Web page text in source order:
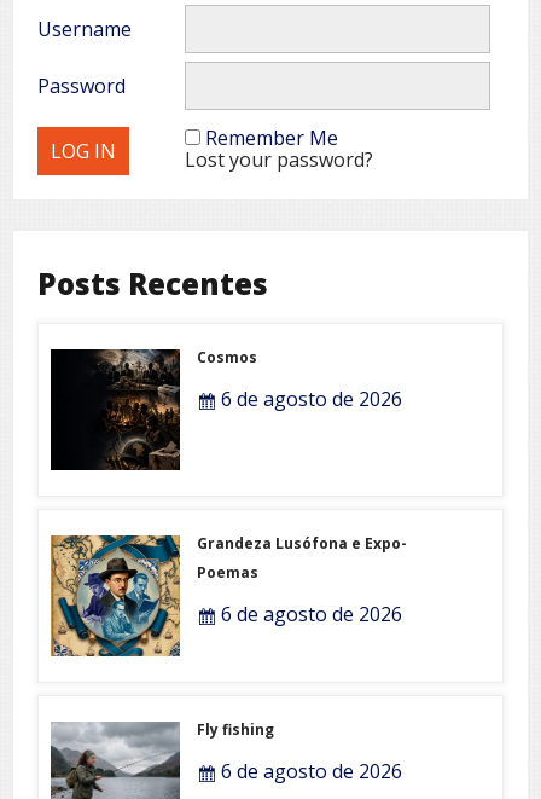
Username
Password
Remember Me
Lost your password?
Posts Recentes
Cosmos
6 de agosto de 2026
Grandeza Lusófona e Expo-
Poemas
6 de agosto de 2026
Fly fishing
6 de agosto de 2026